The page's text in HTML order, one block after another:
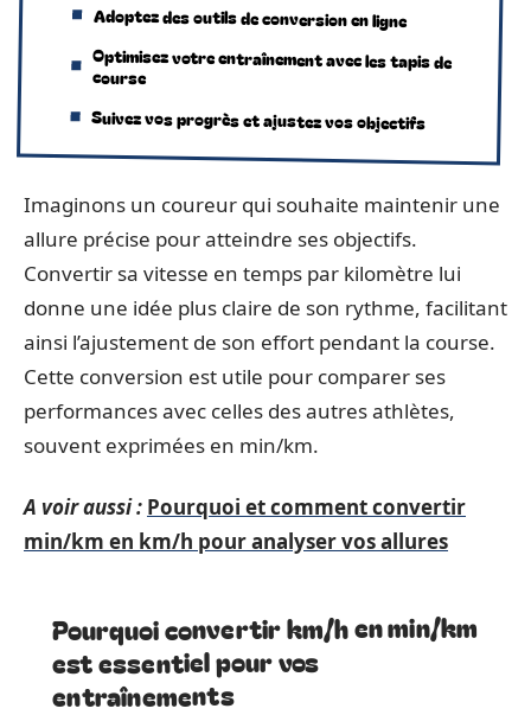
Adoptez des outils de conversion en ligne
Optimisez votre entraînement avec les tapis de
course
Suivez vos progrès et ajustez vos objectifs
Imaginons un coureur qui souhaite maintenir une
allure précise pour atteindre ses objectifs.
Convertir sa vitesse en temps par kilomètre lui
donne une idée plus claire de son rythme, facilitant
ainsi l’ajustement de son effort pendant la course.
Cette conversion est utile pour comparer ses
performances avec celles des autres athlètes,
souvent exprimées en min/km.
A voir aussi : Pourquoi et comment convertir
min/km en km/h pour analyser vos allures
Pourquoi convertir km/h en min/km
est essentiel pour vos
entraînements